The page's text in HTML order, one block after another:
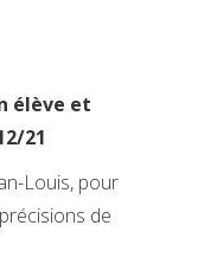
élève et
21
Louis, pour
de